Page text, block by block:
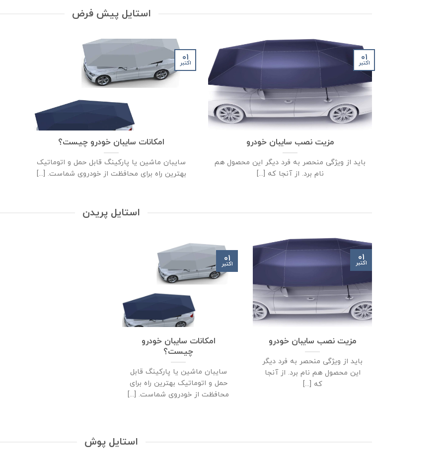
استایل پیش فرض
مزیت نصب سایبان خودرو
باید از ویژگی منحصر به فرد دیگر این محصول هم
نام برد. از آنجا که [...]
01
اکتبر
امکانات سایبان خودرو چیست؟
سایبان ماشین یا پارکینگ قابل حمل و اتوماتیک
بهترین راه برای محافظت از خودروی شماست. [...]
01
اکتبر
استایل پریدن
مزیت نصب سایبان خودرو
باید از ویژگی منحصر به فرد دیگر
این محصول هم نام برد. از آنجا
که [...]
01
اکتبر
امکانات سایبان خودرو
چیست؟
سایبان ماشین یا پارکینگ قابل
حمل و اتوماتیک بهترین راه برای
محافظت از خودروی شماست. [...]
01
اکتبر
استایل پوش